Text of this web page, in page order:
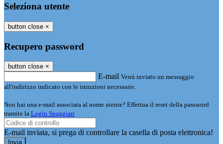
Seleziona utente
button close ×
Recupero password
button close ×
E-mail Verrà inviato un messaggio
all'indirizzo indicato con le istruzioni necessarie.
Non hai una e-mail associata al nome utente? Effettua il reset della password
tramite la Login Spaggiari
E-mail inviata, si prega di controllare la casella di posta elettronica!